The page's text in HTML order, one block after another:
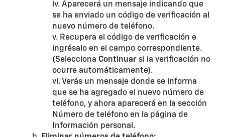
iv. Aparecerá un mensaje indicando que
se ha enviado un código de verificación al
nuevo número de teléfono.
v. Recupera el código de verificación e
ingrésalo en el campo correspondiente.
(Selecciona Continuar si la verificación no
ocurre automáticamente).
vi. Verás un mensaje donde se informa
que se ha agregado el nuevo número de
teléfono, y ahora aparecerá en la sección
Número de teléfono en la página de
Información personal.